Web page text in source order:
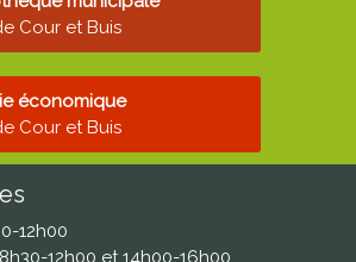
Cour et Buis
économique
Cour et Buis
12h00
12h00 et 14h00-16h00